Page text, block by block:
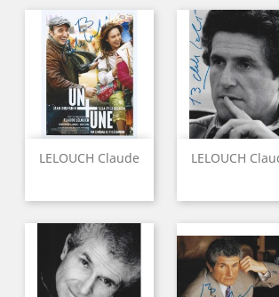
LELOUCH Claude LELOUCH